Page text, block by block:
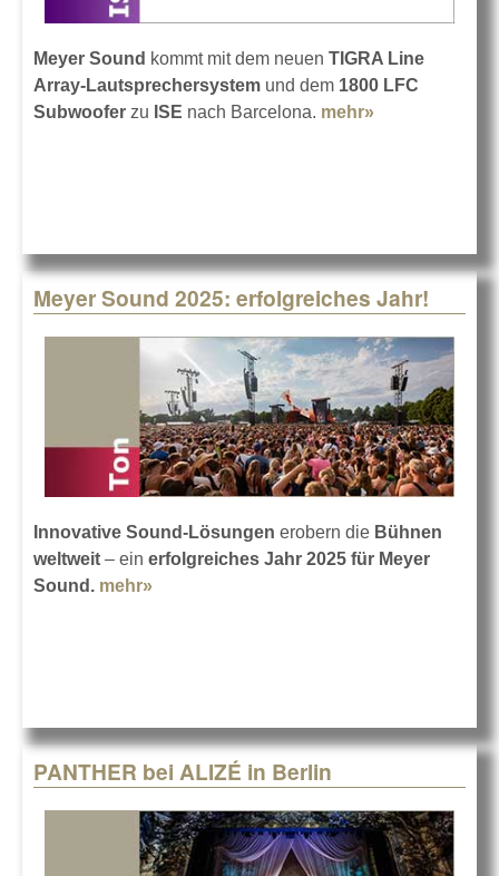
Meyer Sound kommt mit dem neuen TIGRA Line
Array-Lautsprechersystem und dem 1800 LFC
Subwoofer zu ISE nach Barcelona. mehr»
Meyer Sound 2025: erfolgreiches Jahr!
Innovative Sound-Lösungen erobern die Bühnen
weltweit – ein erfolgreiches Jahr 2025 für Meyer
Sound. mehr»
PANTHER bei ALIZÉ in Berlin